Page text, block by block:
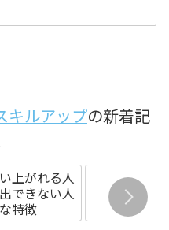
キルアップの新着記
上がれる人
できない人
特徴